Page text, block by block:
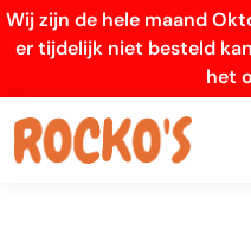
Wij zijn de hele maand
er tijdelijk niet besteld
het